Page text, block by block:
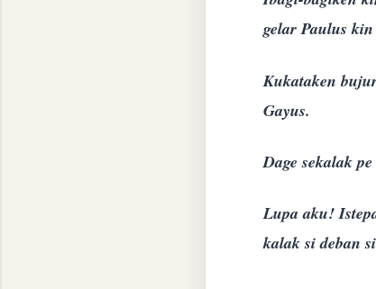
gelar Paulus
Kukataken
Gayus.
Dage sekalak
Lupa aku!
kalak si deban